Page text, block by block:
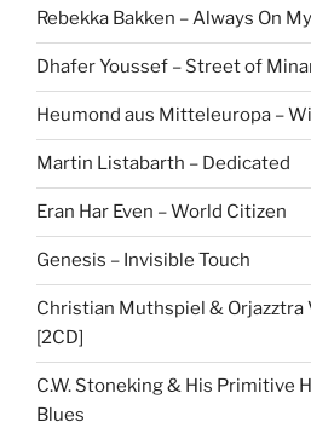
Rebekka Bakken – Always On
Dhafer Youssef – Street of
Heumond aus Mitteleuropa –
Martin Listabarth – Dedicated
Eran Har Even – World Citizen
Genesis – Invisible Touch
Christian Muthspiel & Orjazztra
[2CD]
C.W. Stoneking & His Primitive
Blues